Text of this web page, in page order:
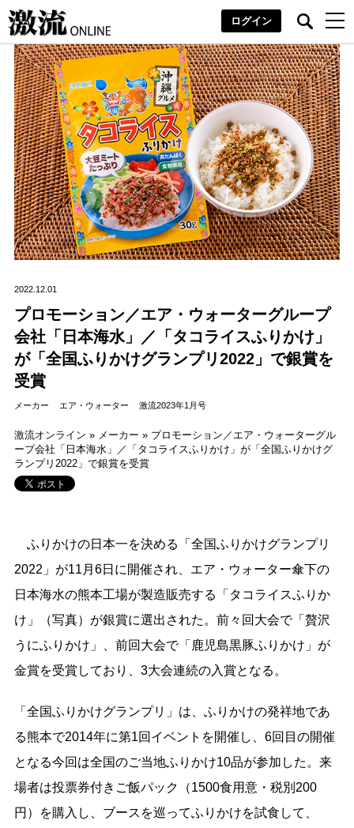
ログイン
2022.12.01
プロモーション／エア・ウォーターグループ
会社「日本海水」／「タコライスふりかけ」
が「全国ふりかけグランプリ2022」で銀賞を
受賞
メーカー エア・ウォーター 激流2023年1月号
激流オンライン » メーカー » プロモーション／エア・ウォーターグル
ープ会社「日本海水」／「タコライスふりかけ」が「全国ふりかけグ
ランプリ2022」で銀賞を受賞
ふりかけの日本一を決める「全国ふりかけグランプリ
2022」が11月6日に開催され、エア・ウォーター傘下の
日本海水の熊本工場が製造販売する「タコライスふりか
け」（写真）が銀賞に選出された。前々回大会で「贅沢
うにふりかけ」、前回大会で「鹿児島黒豚ふりかけ」が
金賞を受賞しており、3大会連続の入賞となる。
「全国ふりかけグランプリ」は、ふりかけの発祥地であ
る熊本で2014年に第1回イベントを開催し、6回目の開催
となる今回は全国のご当地ふりかけ10品が参加した。来
場者は投票券付きご飯パック（1500食用意・税別200
円）を購入し、ブースを巡ってふりかけを試食して、